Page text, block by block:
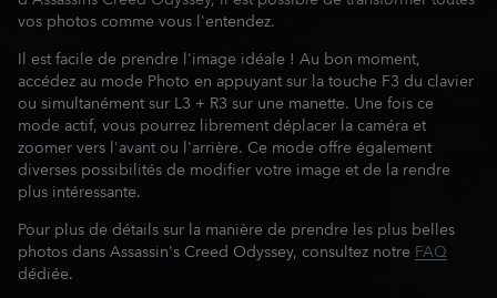
vos photos comme vous l'entendez.
Il est facile de prendre l'image idéale ! Au bon moment,
accédez au mode Photo en appuyant sur la touche F3 du clavier
ou simultanément sur L3 + R3 sur une manette. Une fois ce
mode actif, vous pourrez librement déplacer la caméra et
zoomer vers l'avant ou l'arrière. Ce mode offre également
diverses possibilités de modifier votre image et de la rendre
plus intéressante.
Pour plus de détails sur la manière de prendre les plus belles
photos dans Assassin's Creed Odyssey, consultez notre FAQ
dédiée.